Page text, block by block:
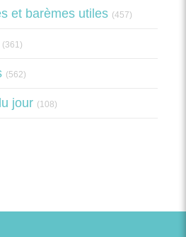
et barèmes utiles (457)
(361)
(562)
jour (108)